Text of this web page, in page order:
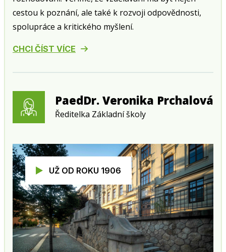
cestou k poznání, ale také k rozvoji odpovědnosti,
spolupráce a kritického myšlení.
CHCI ČÍST VÍCE
PaedDr. Veronika Prchalová
Ředitelka Základní školy
UŽ OD ROKU 1906